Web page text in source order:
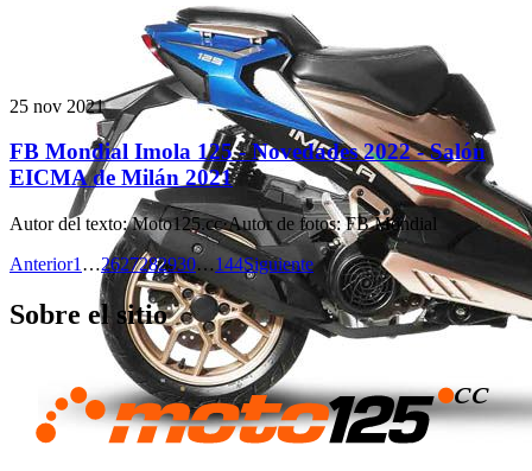
25 nov 2021
FB Mondial Imola 125 - Novedades 2022 - Salón
EICMA de Milán 2021
Autor del texto: Moto125.cc·Autor de fotos: FB Mondial
Anterior1 …2627282930…144Siguiente
Sobre el sitio